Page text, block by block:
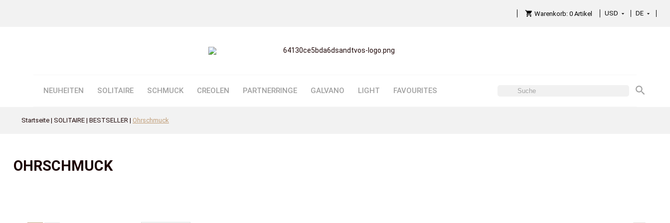
 Warenkorb: 0 Artikel USD DE
NEUHEITEN SOLITAIRE SCHMUCK CREOLEN PARTNERRINGE GALVANO LIGHT FAVOURITES 
Startseite SOLITAIRE BESTSELLER Ohrschmuck
OHRSCHMUCK